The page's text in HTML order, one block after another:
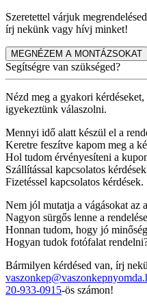
Szeretettel várjuk
írj nekünk vagy hívj minket!
MEGNÉZEM A MONTÁZSOKAT
Segítségre van szükséged?
Nézd meg a gyakori
igyekeztünk válaszolni.
Mennyi idő alatt készül el a
Keretre feszítve kapom meg a
Hol tudom érvényesíteni a
Szállítással kapcsolatos
Fizetéssel kapcsolatos kérdések.
Nem jól mutatja a vágásokat az
Nagyon sürgős lenne a
Honnan tudom, hogy jó
Hogyan tudok fotófalat
Bármilyen kérdésed van, írj
20-933-0915-ös számon!